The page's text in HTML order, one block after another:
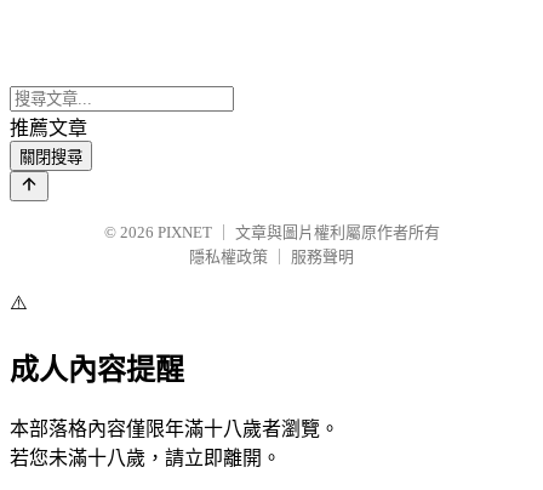
推薦文章
關閉搜尋
© 2026 PIXNET
文章與圖片權利屬原作者所有
隱私權政策
服務聲明
⚠️
成人內容提醒
本部落格內容僅限年滿十八歲者瀏覽。
若您未滿十八歲，請立即離開。